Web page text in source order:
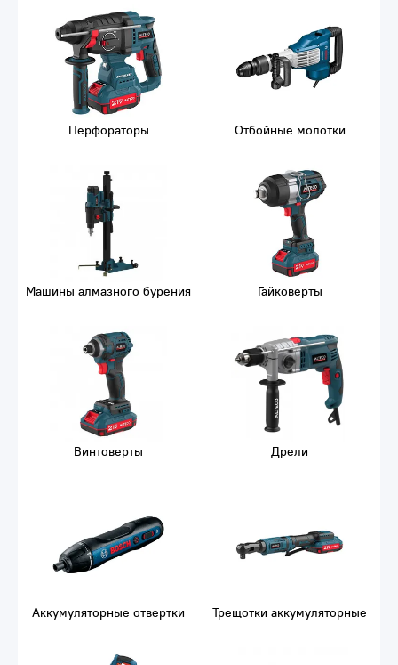
Перфораторы Отбойные молотки
Машины алмазного бурения Гайковерты
Винтоверты Дрели
Аккумуляторные отвертки Трещотки аккумуляторные